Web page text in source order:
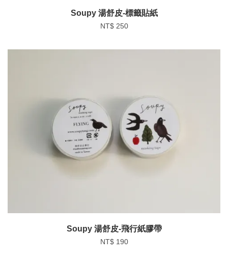
Soupy 湯舒皮-標籤貼紙
NT$ 250
Soupy 湯舒皮-飛行紙膠帶
NT$ 190